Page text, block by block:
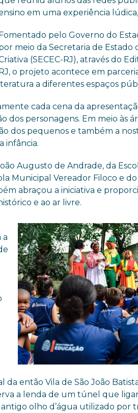
em uma experiência
pelo Governo do
meio da Secretaria de Estado
(SECEC-RJ), através do
o projeto acontece em
a diferentes espaços
cada cena da
dos personagens. Em meio às
dos pequenos e também a
infância.
Augusto de Andrade, da
Municipal Vereador Filoco e
abraçou a iniciativa e
e ao ar livre.
a
então Vila de São João
a lenda de um túnel que
olho d’água utilizado por